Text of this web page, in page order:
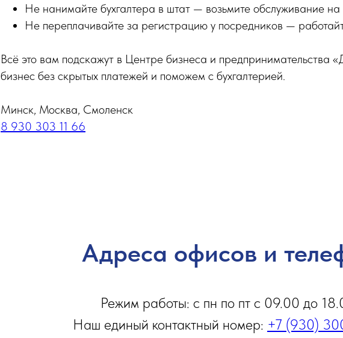
Не нанимайте бухгалтера в штат — возьмите обслуживание на
Не переплачивайте за регистрацию у посредников —
Всё это вам подскажут в Центре бизнеса и
бизнес без скрытых платежей и поможем с бухгалтерией.
Минск, Москва, Смоленск
8 930 303 11 66
Адреса офисов и
Режим работы: с пн по пт с 09.00 до
Наш единый контактный номер: +7 (930)